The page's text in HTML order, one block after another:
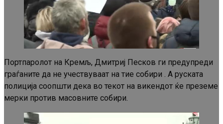
Портпаролот на Кремљ, Дмитриј Песков ги предупреди
граѓаните да не учествуваат на тие собири . А руската
полиција соопшти дека во текот на викендот ќе преземе
мерки против масовните собири.